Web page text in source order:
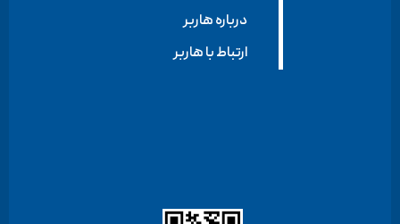
درباره هاربر
ارتباط با هاربر